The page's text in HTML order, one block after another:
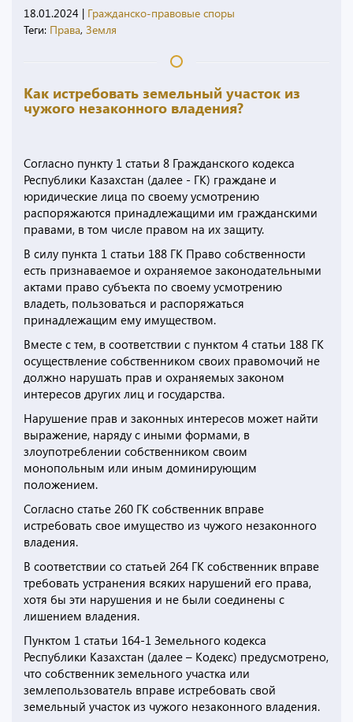
18.01.2024 | Гражданско-правовые споры
Теги: Права, Земля
Как истребовать земельный участок из
чужого незаконного владения?
Согласно пункту 1 статьи 8 Гражданского кодекса
Республики Казахстан (далее - ГК) граждане и
юридические лица по своему усмотрению
распоряжаются принадлежащими им гражданскими
правами, в том числе правом на их защиту.
В силу пункта 1 статьи 188 ГК Право собственности
есть признаваемое и охраняемое законодательными
актами право субъекта по своему усмотрению
владеть, пользоваться и распоряжаться
принадлежащим ему имуществом.
Вместе с тем, в соответствии с пунктом 4 статьи 188 ГК
осуществление собственником своих правомочий не
должно нарушать прав и охраняемых законом
интересов других лиц и государства.
Нарушение прав и законных интересов может найти
выражение, наряду с иными формами, в
злоупотреблении собственником своим
монопольным или иным доминирующим
положением.
Согласно статье 260 ГК собственник вправе
истребовать свое имущество из чужого незаконного
владения.
В соответствии со статьей 264 ГК собственник вправе
требовать устранения всяких нарушений его права,
хотя бы эти нарушения и не были соединены с
лишением владения.
Пунктом 1 статьи 164-1 Земельного кодекса
Республики Казахстан (далее – Кодекс) предусмотрено,
что собственник земельного участка или
землепользователь вправе истребовать свой
земельный участок из чужого незаконного владения.